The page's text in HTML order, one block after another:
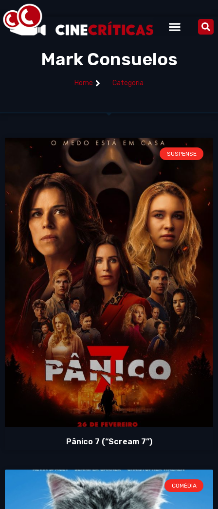
Mark Consuelos
Home Categoria
SUSPENSE
Pânico 7 (“Scream 7”)
COMÉDIA